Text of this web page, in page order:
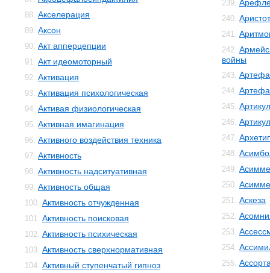
88. Акселерация
89. Аксон
90. Акт апперцепции
91. Акт идеомоторный
92. Активация
93. Активация психологическая
94. Активая физиологическая
95. Активная имагинация
96. Активного воздействия техника
97. Активность
98. Активность надситуативная
99. Активность общая
100. Активность отчужденная
101. Активность поисковая
102. Активность психическая
103. Активность сверхнормативная
104. Активный ступенчатый гипноз
239.
240.
241.
242.
войны
243.
244.
245.
246.
247.
248.
249.
250.
251. Аскеза
252.
253.
254.
255.